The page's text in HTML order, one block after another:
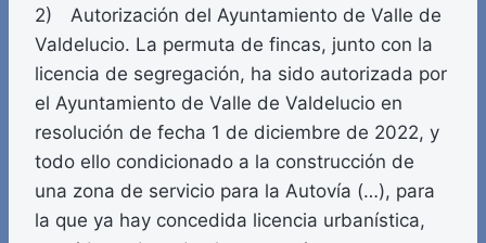
2) Autorización del Ayuntamiento de Valle de
Valdelucio. La permuta de fincas, junto con la
licencia de segregación, ha sido autorizada por
el Ayuntamiento de Valle de Valdelucio en
resolución de fecha 1 de diciembre de 2022, y
todo ello condicionado a la construcción de
una zona de servicio para la Autovía (…), para
la que ya hay concedida licencia urbanística,